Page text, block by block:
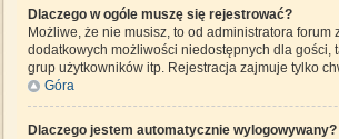
Dlaczego w ogóle muszę się rejestrować?
Możliwe, że nie musisz, to od administratora
dodatkowych możliwości niedostępnych dla gości,
grup użytkowników itp. Rejestracja zajmuje tylko
Góra
Dlaczego jestem automatycznie wylogowywany?